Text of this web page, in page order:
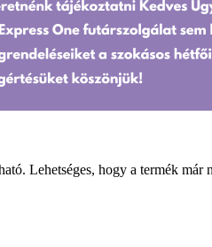
Lehetséges, hogy a termék már